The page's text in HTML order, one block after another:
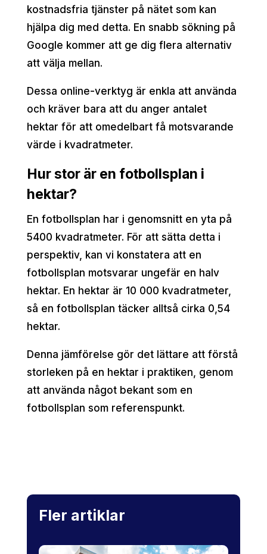
kostnadsfria tjänster på nätet som kan
hjälpa dig med detta. En snabb sökning på
Google kommer att ge dig flera alternativ
att välja mellan.
Dessa online-verktyg är enkla att använda
och kräver bara att du anger antalet
hektar för att omedelbart få motsvarande
värde i kvadratmeter.
Hur stor är en fotbollsplan i
hektar?
En fotbollsplan har i genomsnitt en yta på
5400 kvadratmeter. För att sätta detta i
perspektiv, kan vi konstatera att en
fotbollsplan motsvarar ungefär en halv
hektar. En hektar är 10 000 kvadratmeter,
så en fotbollsplan täcker alltså cirka 0,54
hektar.
Denna jämförelse gör det lättare att förstå
storleken på en hektar i praktiken, genom
att använda något bekant som en
fotbollsplan som referenspunkt.
Fler artiklar